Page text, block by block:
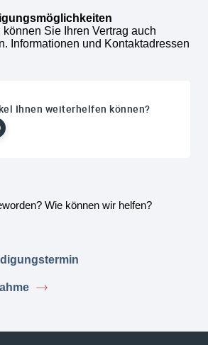
Sie Ihren Vertrag auch
Informationen und Kontaktadressen
Ihnen weiterhelfen können?
Wie können wir helfen?